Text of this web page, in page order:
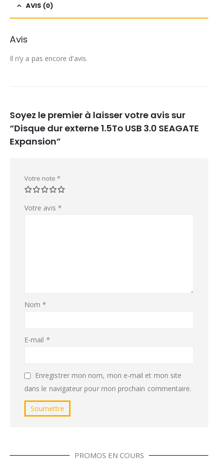
AVIS (0)
Avis
Il n’y a pas encore d’avis.
Soyez le premier à laisser votre avis sur
“Disque dur externe 1.5To USB 3.0 SEAGATE
Expansion”
Votre note *
Votre avis *
Nom*
E-mail *
Enregistrer mon nom, mon e-mail et mon site
dans le navigateur pour mon prochain commentaire.
PROMOS EN COURS